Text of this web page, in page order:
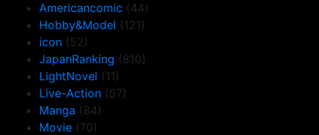
Americancomic (44)
Hobby&Model (121)
icon (52)
JapanRanking (810)
LightNovel (11)
Live-Action (57)
Manga (84)
Movie (70)